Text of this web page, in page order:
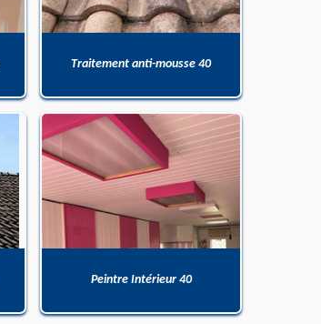
Traitement anti-mousse 40
Peintre Intérieur 40